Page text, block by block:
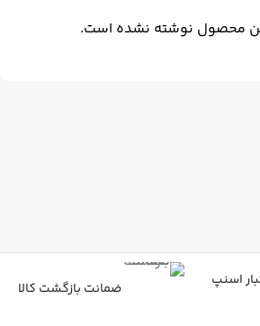
محصول نوشته نشده است.
اسنپ
ضمانت بازگشت کالا